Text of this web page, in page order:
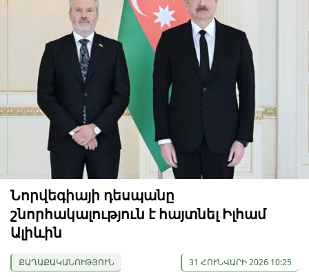
Նորվեգիայի դեսպանը
շնորհակալություն է հայտնել Իլհամ
Ալիևին
ՔԱՂԱՔԱԿԱՆՈՒԹՅՈՒՆ 31 ՀՈՒՆՎԱՐԻ 2026 10:25